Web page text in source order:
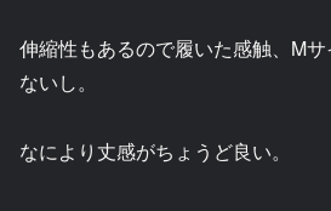
伸縮性もあるので履いた感触、M
ないし。
なにより丈感がちょうど良い。